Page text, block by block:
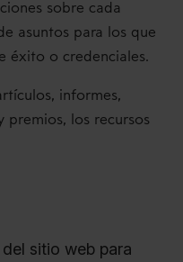
sobre cada
asuntos para los que
éxito o credenciales.
informes,
premios, los recursos
sitio web para